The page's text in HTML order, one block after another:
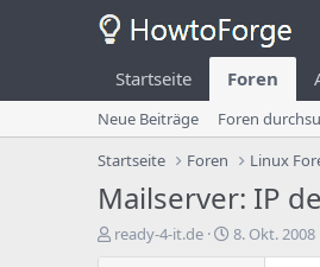
Startseite Foren
Neue Beiträge
Foren
Startseite
Foren Linux
Mailserver: IP
E
ready-4-it.de
E
8. Okt. 2008